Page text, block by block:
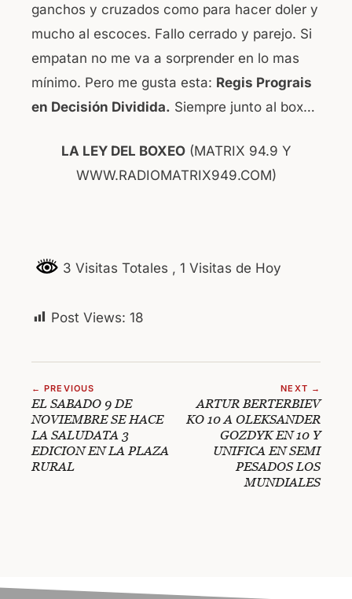
ganchos y cruzados como para hacer doler y
mucho al escoces. Fallo cerrado y parejo. Si
empatan no me va a sorprender en lo mas
mínimo. Pero me gusta esta: Regis Prograis
en Decisión Dividida. Siempre junto al box…
LA LEY DEL BOXEO(MATRIX 94.9 Y
WWW.RADIOMATRIX949.COM)
3 Visitas Totales , 1 Visitas de Hoy
Post Views: 18
← PREVIOUS
EL SABADO 9 DE
NOVIEMBRE SE HACE
LA SALUDATA 3
EDICION EN LA PLAZA
RURAL
NEXT →
ARTUR BERTERBIEV
KO 10 A OLEKSANDER
GOZDYK EN 10 Y
UNIFICA EN SEMI
PESADOS LOS
MUNDIALES